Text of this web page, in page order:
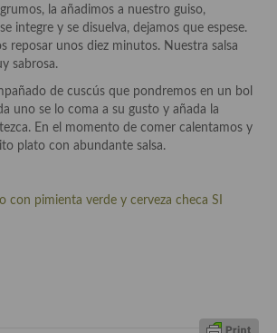
la añadimos a nuestro guiso,
integre y se disuelva, dejamos que espese.
reposar unos diez minutos. Nuestra salsa
sabrosa.
de cuscús que pondremos en un bol
uno se lo coma a su gusto y añada la
En el momento de comer calentamos y
plato con abundante salsa.